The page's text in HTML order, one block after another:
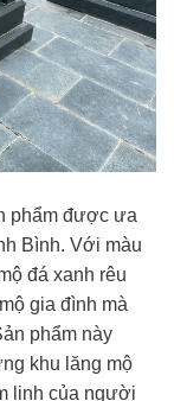
phẩm được ưa
Bình. Với màu
đá xanh rêu
gia đình mà
phẩm này
khu lăng mộ
linh của người